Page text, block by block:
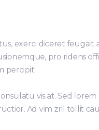
exerci diceret feugait
pro ridens
percipit.
vis at. Sed
Ad vim zril tollit